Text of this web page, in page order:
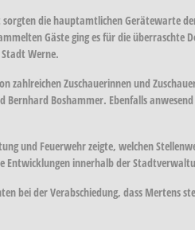
sorgten die hauptamtlichen Gerätewarte
Gäste ging es für die überraschte
Werne.
zahlreichen Zuschauerinnen und
Bernhard Boshammer. Ebenfalls
und Feuerwehr zeigte, welchen
Entwicklungen innerhalb der
bei der Verabschiedung, dass Mertens